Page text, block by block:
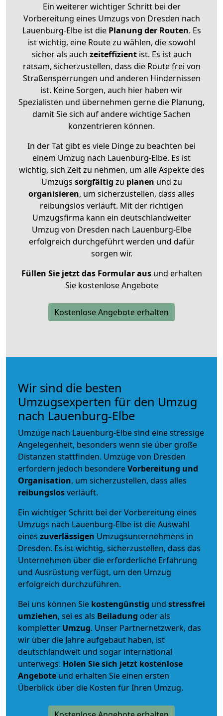
Ein weiterer wichtiger Schritt bei der
Vorbereitung eines Umzugs von Dresden nach
Lauenburg-Elbe ist diePlanung der Routen. Es
ist wichtig, eine Route zu wählen, die sowohl
sicher als auch zeiteffizientist. Es ist auch
ratsam, sicherzustellen, dass die Route frei von
Straßensperrungen und anderen Hindernissen
ist. Keine Sorgen, auch hier haben wir
Spezialisten und übernehmen gerne die Planung,
damit Sie sich auf andere wichtige Sachen
konzentrieren können.
In der Tat gibt es viele Dinge zu beachten bei
einem Umzug nach Lauenburg-Elbe. Es ist
wichtig, sich Zeit zu nehmen, um alle Aspekte des
Umzugs sorgfältig zu planen und zu
organisieren, um sicherzustellen, dass alles
reibungslos verläuft. Mit der richtigen
Umzugsfirma kann ein deutschlandweiter
Umzug von Dresden nach Lauenburg-Elbe
erfolgreich durchgeführt werden und dafür
sorgen wir.
Füllen Sie jetzt das Formular ausund erhalten
Sie kostenlose Angebote
Kostenlose Angebote erhalten
Wir sind die besten
Umzugsexperten für den Umzug
nach Lauenburg-Elbe
Umzüge nach Lauenburg-Elbe sind eine stressige
Angelegenheit, besonders wenn sie über große
Distanzen stattfinden. Umzüge von Dresden
erfordern jedoch besondereVorbereitung und
Organisation, um sicherzustellen, dass alles
reibungslosverläuft.
Ein wichtiger Schritt bei der Vorbereitung eines
Umzugs nach Lauenburg-Elbe ist die Auswahl
eines zuverlässigen Umzugsunternehmens in
Dresden. Es ist wichtig, sicherzustellen, dass das
Unternehmen über die erforderliche Erfahrung
und Ausrüstung verfügt, um den Umzug
erfolgreich durchzuführen.
Bei uns können Sie kostengünstig und stressfrei
umziehen, sei es als Beiladung oder als
kompletter Umzug. Unser Partnernetzwerk, das
wir über die Jahre aufgebaut haben, ist
deutschlandweit und sogar international
unterwegs. Holen Sie sich jetzt kostenlose
Angebote und erhalten Sie einen ersten
Überblick über die Kosten für Ihren Umzug.